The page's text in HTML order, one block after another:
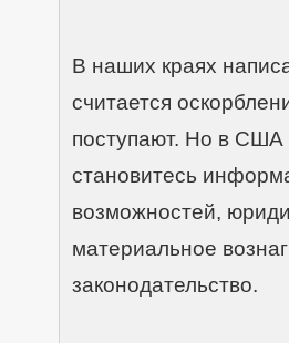
В наших краях
считается
поступают. Но в
становитесь
возможностей,
материальное
законодательство.